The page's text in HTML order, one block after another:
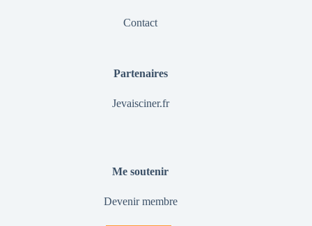
Contact
Partenaires
Jevaisciner.fr
Me soutenir
Devenir membre